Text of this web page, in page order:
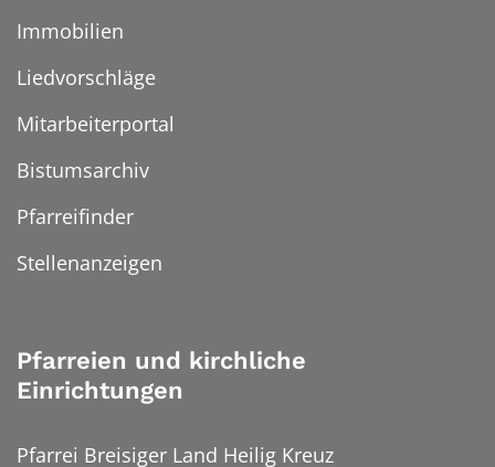
Immobilien
Liedvorschläge
Mitarbeiterportal
Bistumsarchiv
Pfarreifinder
Stellenanzeigen
Pfarreien und kirchliche
Einrichtungen
Pfarrei Breisiger Land Heilig Kreuz